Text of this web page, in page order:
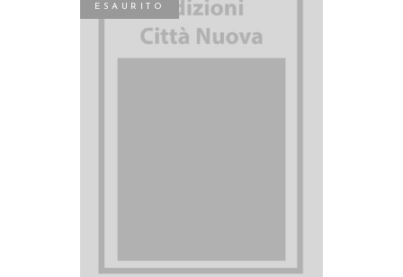
ESAURITO